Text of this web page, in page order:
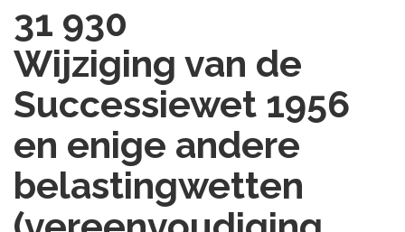
31 930
Wijziging van de
Successiewet 1956
en enige andere
belastingwetten